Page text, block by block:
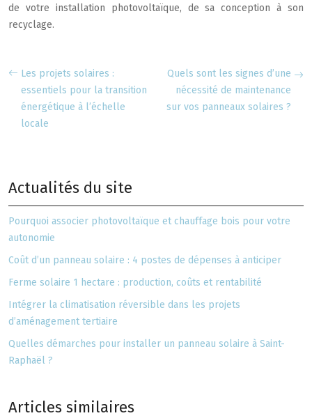
de votre installation photovoltaïque, de sa conception à son
recyclage.
Les projets solaires :
essentiels pour la transition
énergétique à l’échelle
locale
Quels sont les signes d’une
nécessité de maintenance
sur vos panneaux solaires ?
Actualités du site
Pourquoi associer photovoltaïque et chauffage bois pour votre
autonomie
Coût d’un panneau solaire : 4 postes de dépenses à anticiper
Ferme solaire 1 hectare : production, coûts et rentabilité
Intégrer la climatisation réversible dans les projets
d’aménagement tertiaire
Quelles démarches pour installer un panneau solaire à Saint-
Raphaël ?
Articles similaires